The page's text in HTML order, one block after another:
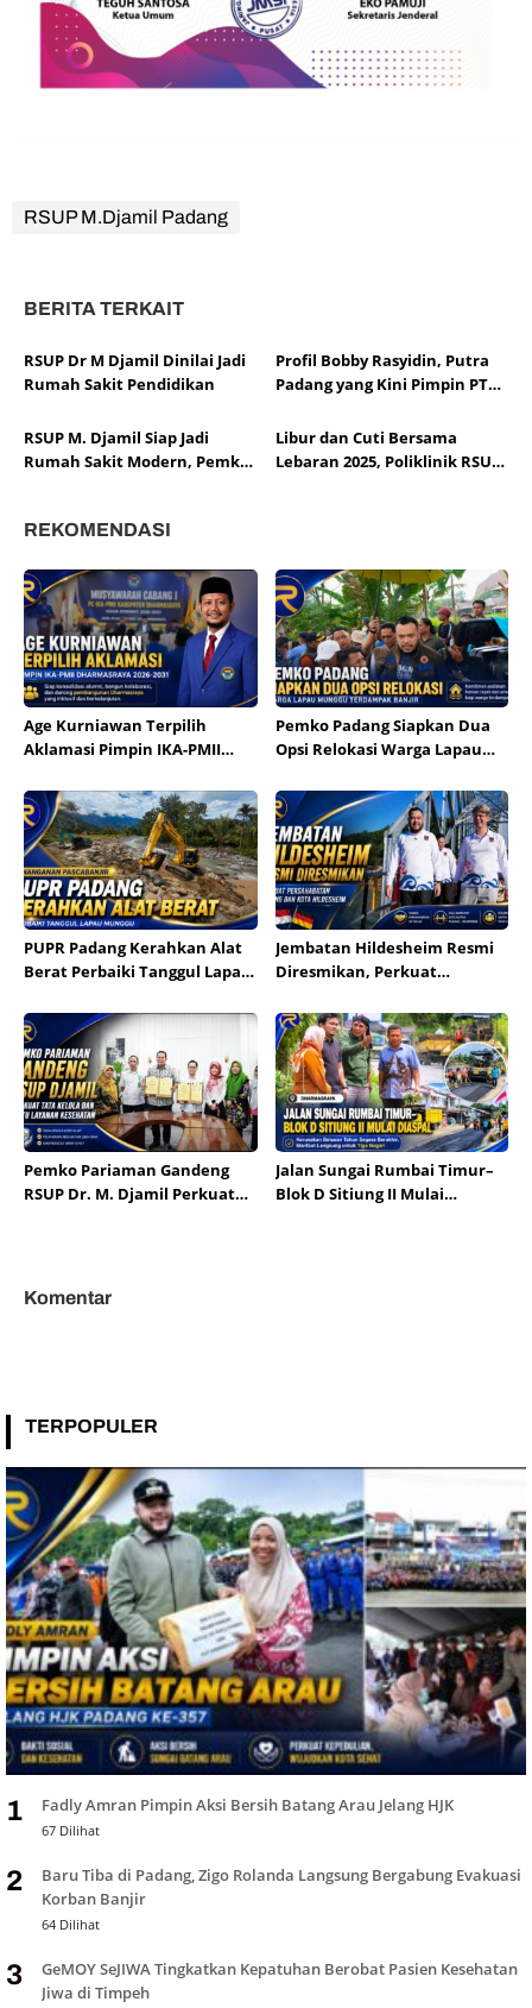
RSUP M.Djamil Padang
BERITA TERKAIT
RSUP Dr M Djamil Dinilai Jadi
Rumah Sakit Pendidikan
Profil Bobby Rasyidin, Putra
Padang yang Kini Pimpin PT
RSUP M. Djamil Siap Jadi
Rumah Sakit Modern, Pemkot
Libur dan Cuti Bersama
Lebaran 2025, Poliklinik RSUP
REKOMENDASI
Age Kurniawan Terpilih
Aklamasi Pimpin IKA-PMII
Pemko Padang Siapkan Dua
Opsi Relokasi Warga Lapau
PUPR Padang Kerahkan Alat
Berat Perbaiki Tanggul Lapau
Jembatan Hildesheim Resmi
Diresmikan, Perkuat
Kota Hildesheim
Pemko Pariaman Gandeng
RSUP Dr. M. Djamil Perkuat
Jalan Sungai Rumbai Timur–
Blok D Sitiung II Mulai
Komentar
TERPOPULER
1 Fadly Amran Pimpin Aksi Bersih Batang Arau Jelang HJK
67 Dilihat
2
Baru Tiba di Padang, Zigo Rolanda Langsung Bergabung Evakuasi
Korban Banjir
64 Dilihat
3
GeMOY SeJIWA Tingkatkan Kepatuhan Berobat Pasien Kesehatan
Jiwa di Timpeh